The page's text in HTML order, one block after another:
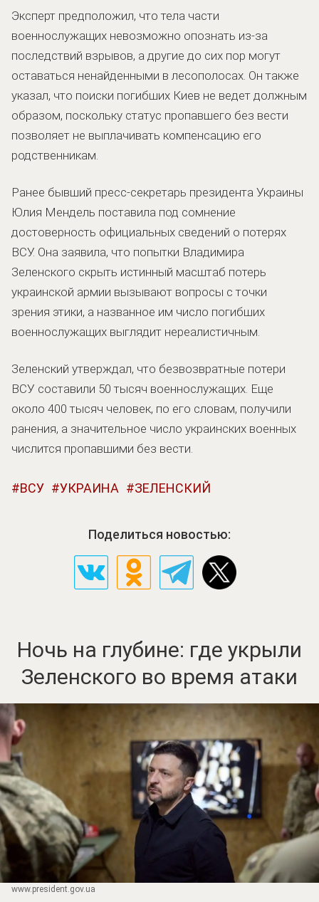
Эксперт предположил, что тела части
военнослужащих невозможно опознать из-за
последствий взрывов, а другие до сих пор могут
оставаться ненайденными в лесополосах. Он также
указал, что поиски погибших Киев не ведет должным
образом, поскольку статус пропавшего без вести
позволяет не выплачивать компенсацию его
родственникам.
Ранее бывший пресс-секретарь президента Украины
Юлия Мендель поставила под сомнение
достоверность официальных сведений о потерях
ВСУ. Она заявила, что попытки Владимира
Зеленского скрыть истинный масштаб потерь
украинской армии вызывают вопросы с точки
зрения этики, а названное им число погибших
военнослужащих выглядит нереалистичным.
Зеленский утверждал, что безвозвратные потери
ВСУ составили 50 тысяч военнослужащих. Еще
около 400 тысяч человек, по его словам, получили
ранения, а значительное число украинских военных
числится пропавшими без вести.
ВСУ УКРАИНА ЗЕЛЕНСКИЙ
Поделиться новостью:
Ночь на глубине: где укрыли
Зеленского во время атаки
www.prеsidеnt.gоv.uа